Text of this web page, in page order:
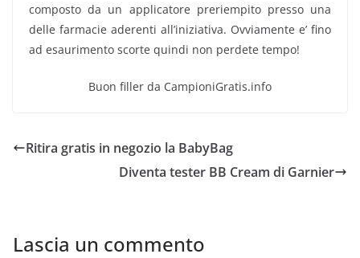
composto da un applicatore preriempito presso una
delle farmacie aderenti all’iniziativa. Ovviamente e’ fino
ad esaurimento scorte quindi non perdete tempo!
Buon filler da CampioniGratis.info
Ritira gratis in negozio la BabyBag
Diventa tester BB Cream di Garnier
Lascia un commento